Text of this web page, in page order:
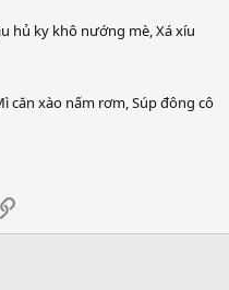
hủ ky khô nướng mè, Xá xíu
căn xào nấm rơm, Súp đông cô
Link